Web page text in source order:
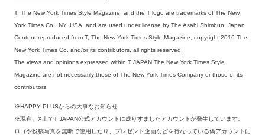
T, The New York Times Style Magazine, and the T logo are trademarks of The New
York Times Co., NY, USA, and are used under license by The Asahi Shimbun, Japan.
Content reproduced from T, The New York Times Style Magazine, copyright 2016 The
New York Times Co. and/or its contributors, all rights reserved.
The views and opinions expressed within T JAPAN The New York Times Style
Magazine are not necessarily those of The New York Times Company or those of its
contributors.
※HAPPY PLUSからの大事なお知らせ
※現在、X上でT JAPAN公式アカウントに成りすましたアカウントが発生しています。
ロゴや投稿写真を無断で使用したり、プレゼント企画などを行なっている偽アカウントに